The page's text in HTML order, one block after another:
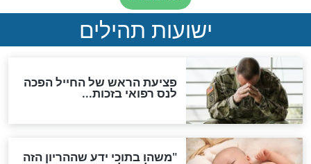
להמתקת הדינים וביטול
גזרות